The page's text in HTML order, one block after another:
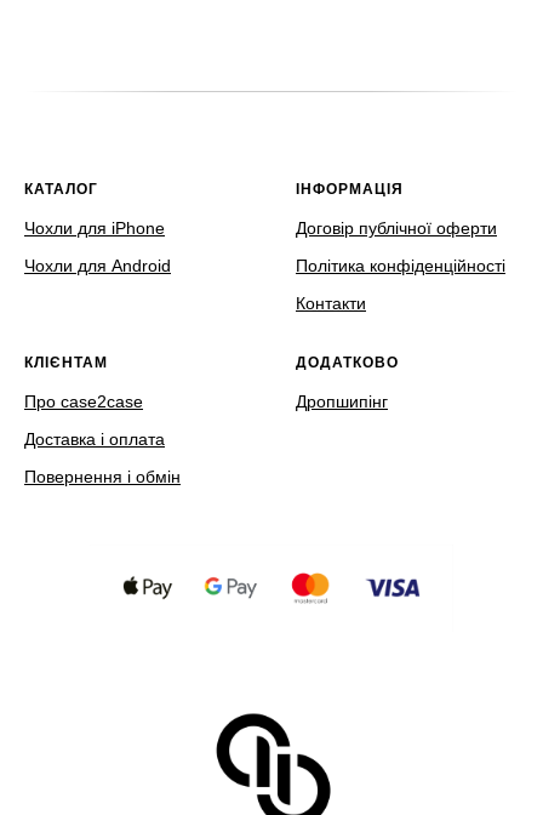
КАТАЛОГ
Чохли для iPhone
Чохли для Android
ІНФОРМАЦІЯ
Договір публічної оферти
Політика конфіденційності
Контакти
КЛІЄНТАМ
Про case2case
Доставка і оплата
Повернення і обмін
ДОДАТКОВО
Дропшипінг